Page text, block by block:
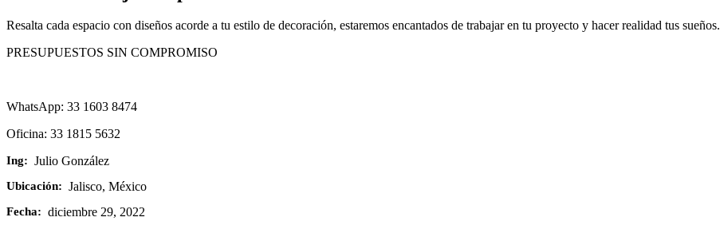
Resalta cada espacio con diseños acorde a tu estilo de decoración, estaremos encantados de trabajar en tu proyecto y hacer realidad tus sueños.
PRESUPUESTOS SIN COMPROMISO
WhatsApp: 33 1603 8474
Oficina: 33 1815 5632
Ing: Julio González
Ubicación: Jalisco, México
Fecha: diciembre 29, 2022